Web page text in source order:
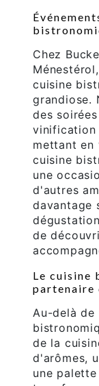
Chez
cuisine
grandiose.
des
vinification
mettant en
cuisine
une
d'autres
davantage
de
Le cuisine
partenaire
Au-delà de
de la
d'arômes,
une